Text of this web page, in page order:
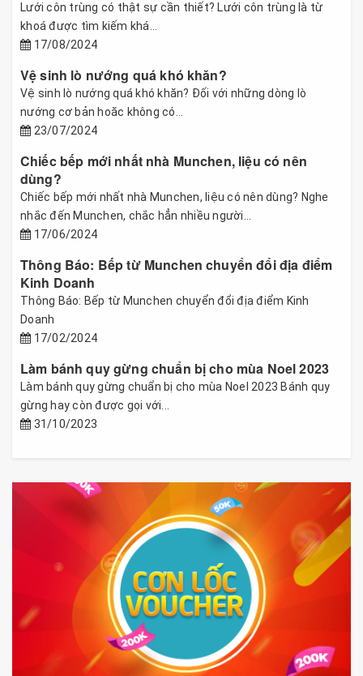
Lưới côn trùng có thật sự cần thiết? Lưới côn trùng là từ
khoá được tìm kiếm khá...
17/08/2024
Vệ sinh lò nướng quá khó khăn?
Vệ sinh lò nướng quá khó khăn? Đối với những dòng lò
nướng cơ bản hoăc không có...
23/07/2024
Chiếc bếp mới nhất nhà Munchen, liệu có nên
dùng?
Chiếc bếp mới nhất nhà Munchen, liệu có nên dùng? Nghe
nhắc đến Munchen, chắc hẳn nhiều người...
17/06/2024
Thông Báo: Bếp từ Munchen chuyển đổi địa điểm
Kinh Doanh
Thông Báo: Bếp từ Munchen chuyển đổi địa điểm Kinh
Doanh
17/02/2024
Làm bánh quy gừng chuẩn bị cho mùa Noel 2023
Làm bánh quy gừng chuẩn bị cho mùa Noel 2023 Bánh quy
gừng hay còn được gọi với...
31/10/2023